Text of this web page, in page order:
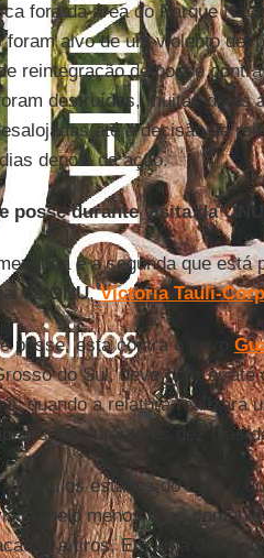
fora da área do Parque
alvo de um violento
reintegração de posse
destruídas, muitas delas
até a decisão de
depois da ação.
posse durante visita da ONU
é a segunda que está
daONU,Victoria Tauli-
posse, esta contra o povo
do Sul, deve ocorrer até
quando a relatora realizará
durante os dez dias
os estados do Pará e
pelo menos duas
a tiros. Em uma delas,